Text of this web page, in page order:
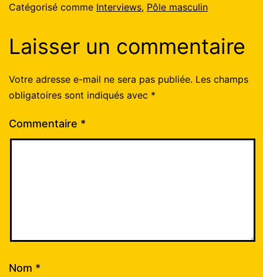
Catégorisé comme Interviews, Pôle masculin
Laisser un commentaire
Votre adresse e-mail ne sera pas publiée. Les champs
obligatoires sont indiqués avec *
Commentaire *
Nom *